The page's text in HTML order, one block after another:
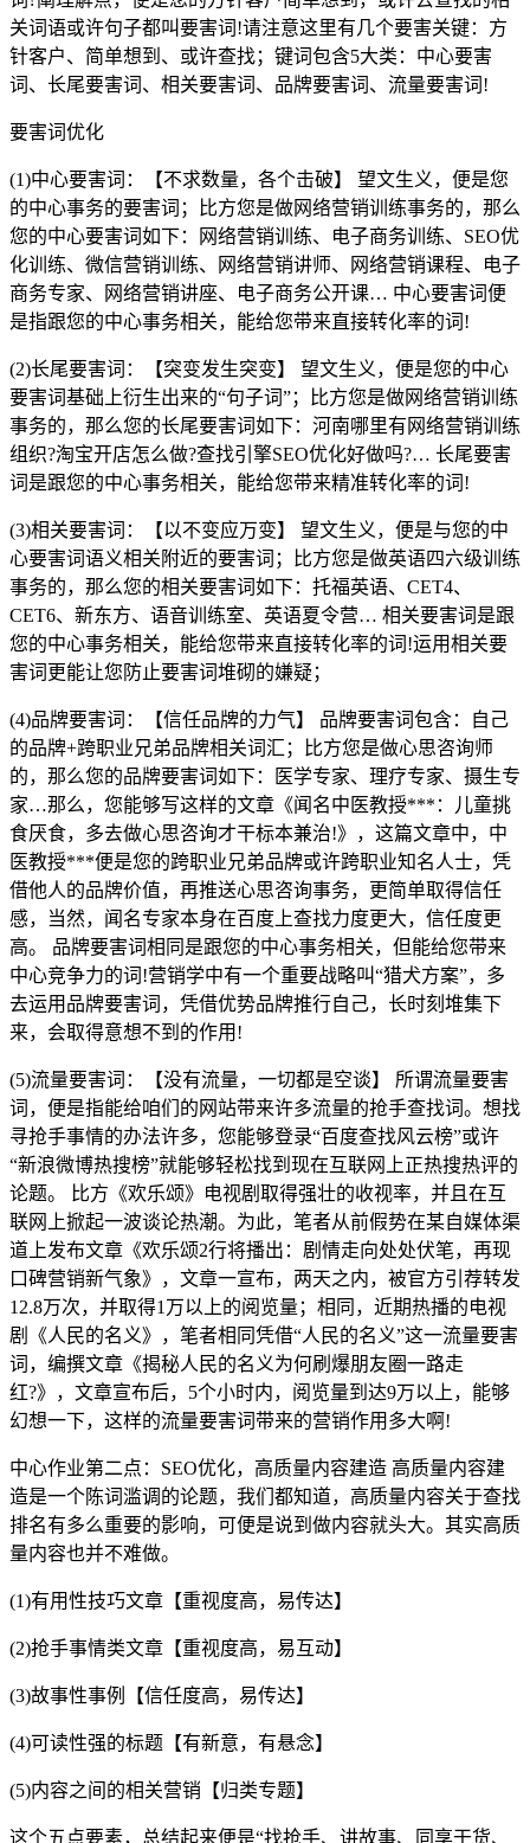
关词语或许句子都叫要害词!请注意这里有几个要害关键：方
针客户、简单想到、或许查找；键词包含5大类：中心要害
词、长尾要害词、相关要害词、品牌要害词、流量要害词!
要害词优化
(1)中心要害词：
【不求数量，各个击破】 望文生义，便是您
的中心事务的要害词；比方您是做网络营销训练事务的，那么
您的中心要害词如下：网络营销训练、电子商务训练、SEO优
化训练、微信营销训练、网络营销讲师、网络营销课程、电子
商务专家、网络营销讲座、电子商务公开课… 中心要害词便
是指跟您的中心事务相关，能给您带来直接转化率的词!
(2)长尾要害词：
【突变发生突变】 望文生义，便是您的中心
要害词基础上衍生出来的“句子词”；比方您是做网络营销训练
事务的，那么您的长尾要害词如下：河南哪里有网络营销训练
组织?淘宝开店怎么做?查找引擎SEO优化好做吗?… 长尾要害
词是跟您的中心事务相关，能给您带来精准转化率的词!
(3)相关要害词：【以不变应万变】 望文生义，便是与您的中
心要害词语义相关附近的要害词；比方您是做英语四六级训练
事务的，那么您的相关要害词如下：托福英语、CET4、
CET6、新东方、语音训练室、英语夏令营… 相关要害词是跟
您的中心事务相关，能给您带来直接转化率的词!运用相关要
害词更能让您防止要害词堆砌的嫌疑；
(4)品牌要害词：【信任品牌的力气】 品牌要害词包含：自己
的品牌+跨职业兄弟品牌相关词汇；比方您是做心思咨询师
的，那么您的品牌要害词如下：医学专家、理疗专家、摄生专
家…那么，您能够写这样的文章《闻名中医教授***：儿童挑
食厌食，多去做心思咨询才干标本兼治!》，这篇文章中，中
医教授***便是您的跨职业兄弟品牌或许跨职业知名人士，凭
借他人的品牌价值，再推送心思咨询事务，更简单取得信任
感，当然，闻名专家本身在百度上查找力度更大，信任度更
高。 品牌要害词相同是跟您的中心事务相关，但能给您带来
中心竞争力的词!营销学中有一个重要战略叫“猎犬方案”，多
去运用品牌要害词，凭借优势品牌推行自己，长时刻堆集下
来，会取得意想不到的作用!
(5)流量要害词：【没有流量，一切都是空谈】 所谓流量要害
词，便是指能给咱们的网站带来许多流量的抢手查找词。想找
寻抢手事情的办法许多，您能够登录“百度查找风云榜”或许
“新浪微博热搜榜”就能够轻松找到现在互联网上正热搜热评的
论题。 比方《欢乐颂》电视剧取得强壮的收视率，并且在互
联网上掀起一波谈论热潮。为此，笔者从前假势在某自媒体渠
道上发布文章《欢乐颂2行将播出：剧情走向处处伏笔，再现
口碑营销新气象》，文章一宣布，两天之内，被官方引荐转发
12.8万次，并取得1万以上的阅览量；相同，近期热播的电视
剧《人民的名义》，笔者相同凭借“人民的名义”这一流量要害
词，编撰文章《揭秘人民的名义为何刷爆朋友圈一路走
红?》，文章宣布后，5个小时内，阅览量到达9万以上，能够
幻想一下，这样的流量要害词带来的营销作用多大啊!
中心作业第二点：SEO优化，高质量内容建造 高质量内容建
造是一个陈词滥调的论题，我们都知道，高质量内容关于查找
排名有多么重要的影响，可便是说到做内容就头大。其实高质
量内容也并不难做。
(1)有用性技巧文章【重视度高，易传达】
(2)抢手事情类文章【重视度高，易互动】
(3)故事性事例【信任度高，易传达】
(4)可读性强的标题【有新意，有悬念】
(5)内容之间的相关营销【归类专题】
这个五点要素，总结起来便是“找抢手、讲故事、同享干货、